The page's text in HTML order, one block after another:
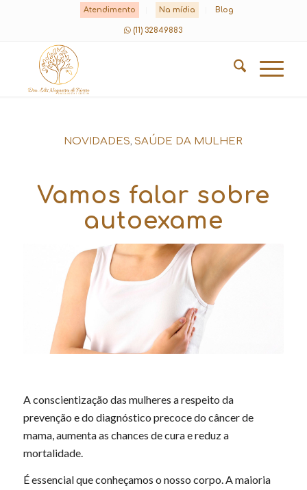
Atendimento Na mídia Blog
(11) 32849883
NOVIDADES,SAÚDE DA MULHER
Vamos falar sobre
autoexame
A conscientização das mulheres a respeito da
prevenção e do diagnóstico precoce do câncer de
mama, aumenta as chances de cura e reduz a
mortalidade.
É essencial que conheçamos o nosso corpo. A maioria